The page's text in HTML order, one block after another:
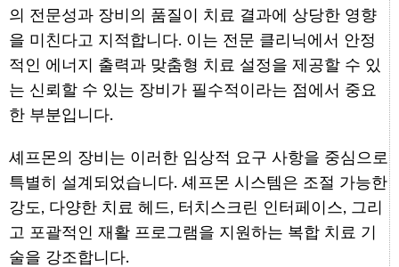
의 전문성과 장비의 품질이 치료 결과에 상당한 영향
을 미친다고 지적합니다. 이는 전문 클리닉에서 안정
적인 에너지 출력과 맞춤형 치료 설정을 제공할 수 있
는 신뢰할 수 있는 장비가 필수적이라는 점에서 중요
한 부분입니다.
셰프몬의 장비는 이러한 임상적 요구 사항을 중심으로
특별히 설계되었습니다. 셰프몬 시스템은 조절 가능한
강도, 다양한 치료 헤드, 터치스크린 인터페이스, 그리
고 포괄적인 재활 프로그램을 지원하는 복합 치료 기
술을 강조합니다.